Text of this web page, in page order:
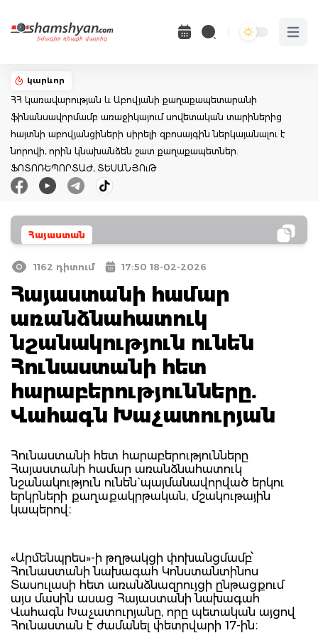
Open
կարևոր
ՀՀ կառավարության և Աբովյանի քաղաքապետարանի
ֆինանսավորմամբ առաջիկայում սովետական տարիներից
հայտնի աբովյանցիների սիրելի զբոսայգին ներկայանալու է
նորովի, որին կնախանձեն շատ քաղաքապետներ.
ՖՈՏՈՌԵՊՈՐՏԱԺ, ՏԵՍԱՆՅՈւԹ
Հայաստան
1162 դիտում 17:50 18-02-2026
Հայաստանի համար
առանձնահատուկ
նշանակություն ունեն
Հունաստանի հետ
հարաբերությունները.
Վահագն Խաչատուրյան
Հունաստանի հետ հարաբերությունները
Հայաստանի համար առանձնահատուկ
նշանակություն ունեն` պայմանավորված երկու
երկրների քաղաքակրթական, մշակութային
կապերով։
«Արմենպրես»-ի թղթակցի փոխանցմամբ՝
Հունաստանի նախագահ Կոնստանտինոս
Տասուլասի հետ առանձնազրույցի ընթացքում
այս մասին ասաց Հայաստանի նախագահ
Վահագն Խաչատուրյանը, որը պետական այցով
Հունաստան է ժամանել փետրվարի 17-ին։